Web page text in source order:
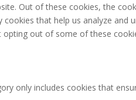
Out of these cookies, the
that help us analyze
out of some of these
only includes cookies that